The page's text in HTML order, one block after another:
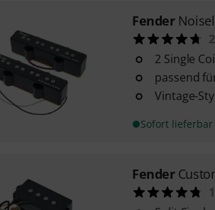
Fender
2 Single
passend
Vintage-
Sofort lieferbar
Fender